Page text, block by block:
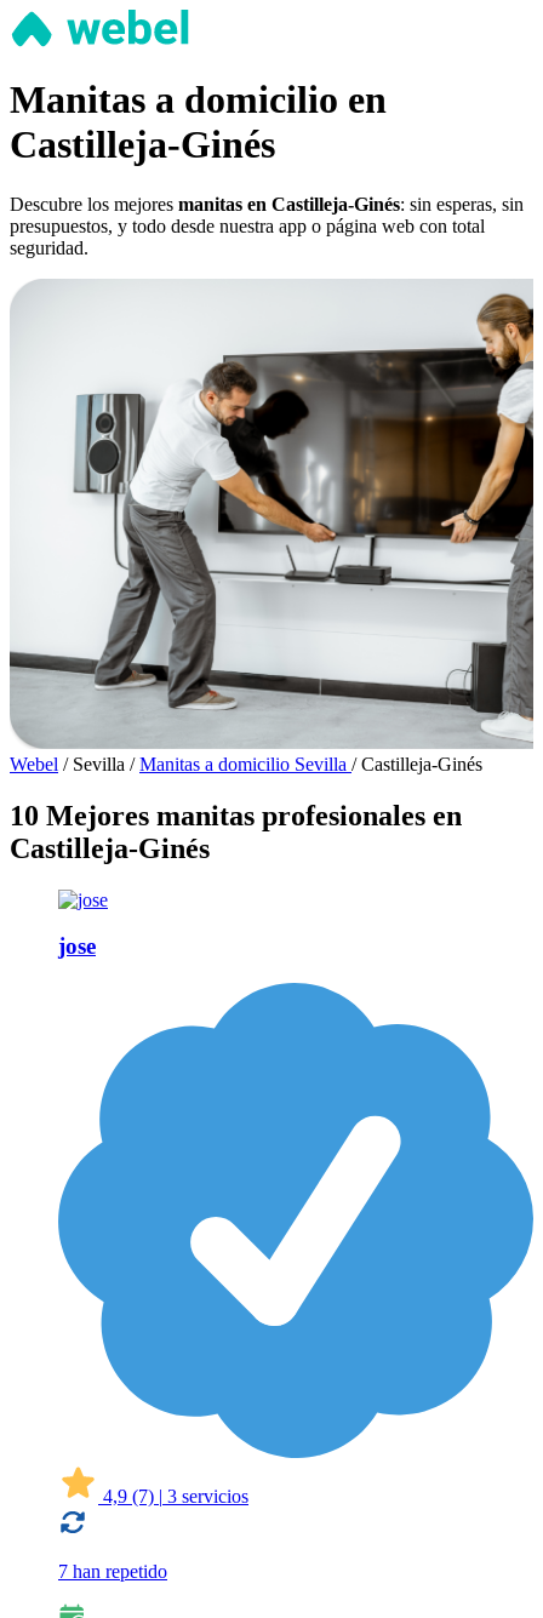
Manitas a domicilio en
Castilleja-Ginés
Descubre los mejores manitas en Castilleja-Ginés: sin esperas, sin
presupuestos, y todo desde nuestra app o página web con total
seguridad.
Webel / Sevilla / Manitas a domicilio Sevilla / Castilleja-Ginés
10 Mejores manitas profesionales en
Castilleja-Ginés
jose
4,9 (7) | 3 servicios
7 han repetido